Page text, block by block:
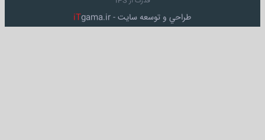
طراحي و توسعه سايت - iTgama.ir